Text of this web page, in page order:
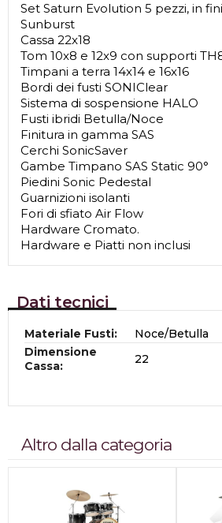
Set Saturn Evolution 5 pezzi, in
Sunburst
Cassa 22x18
Tom 10x8 e 12x9 con supporti
Timpani a terra 14x14 e 16x16
Bordi dei fusti SONIClear
Sistema di sospensione HALO
Fusti ibridi Betulla/Noce
Finitura in gamma SAS
Cerchi SonicSaver
Gambe Timpano SAS Static 90°
Piedini Sonic Pedestal
Guarnizioni isolanti
Fori di sfiato Air Flow
Hardware Cromato.
Hardware e Piatti non inclusi
Dati tecnici
Materiale Fusti:
Noce/Betulla
Dimensione
Cassa:
22
Altro dalla categoria